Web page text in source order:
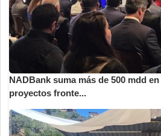
NADBank suma más de 500 mdd
proyectos fronte...